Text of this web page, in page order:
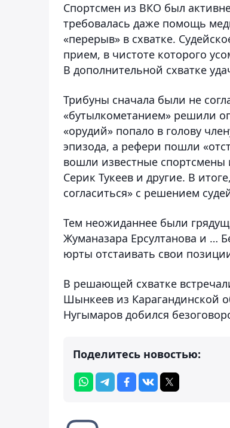
Спортсмен из ВКО был
требовалась даже помощь
«перерыв» в схватке.
прием, в чистоте которого
В дополнительной схватке
Трибуны сначала были не
«бутылкометанием» решили
«орудий» попало в голову
эпизода, а рефери пошли
вошли известные спортсмены
Серик Тукеев и другие. В
согласиться» с решением
Тем неожиданнее были
Жуманазара Ерсултанова и …
юрты отстаивать свои
В решающей схватке
Шынкеев из Карагандинской
Нугымаров добился
Поделитесь новостью: